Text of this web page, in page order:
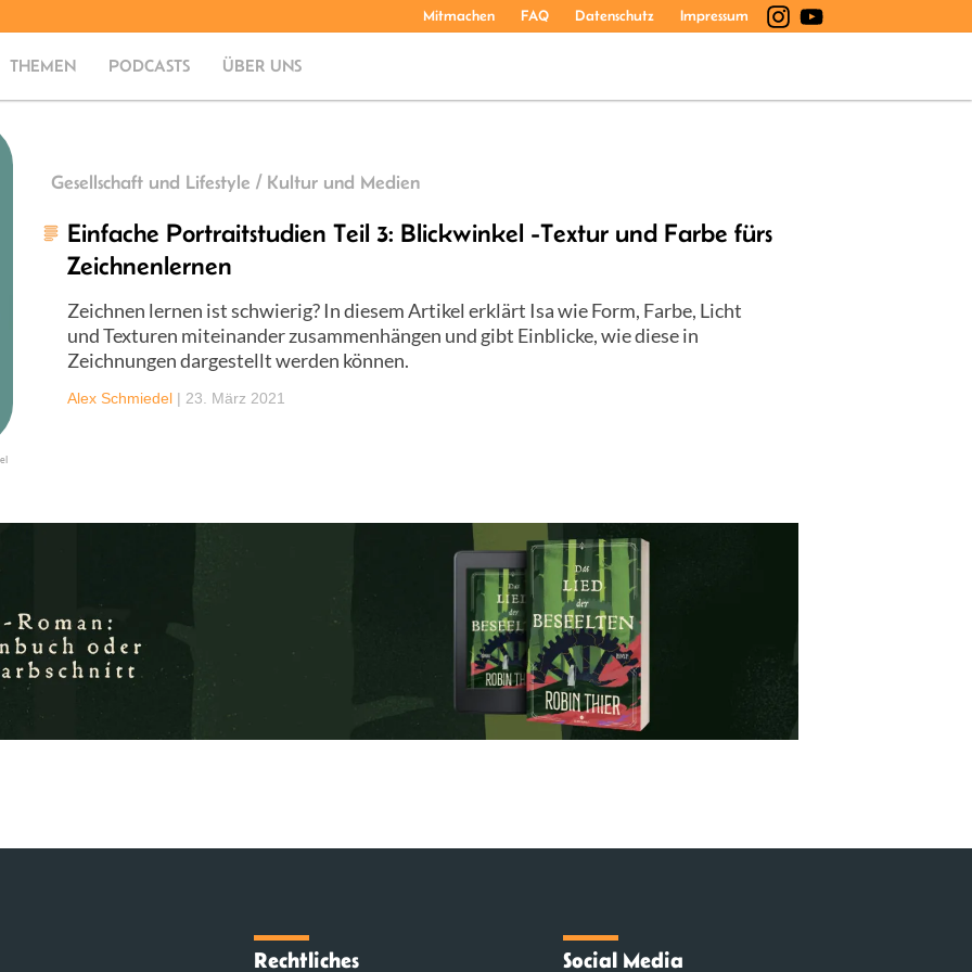
Mitmachen FAQ Datenschutz Impressum
THEMEN PODCASTS ÜBER UNS
Gesellschaft und Lifestyle / Kultur und Medien
Einfache Portraitstudien Teil 3: Blickwinkel -Textur und Farbe fürs
Zeichnenlernen
Zeichnen lernen ist schwierig? In diesem Artikel erklärt Isa wie Form, Farbe, Licht
und Texturen miteinander zusammenhängen und gibt Einblicke, wie diese in
Zeichnungen dargestellt werden können.
Alex Schmiedel | 23. März 2021
Rechtliches Social Media